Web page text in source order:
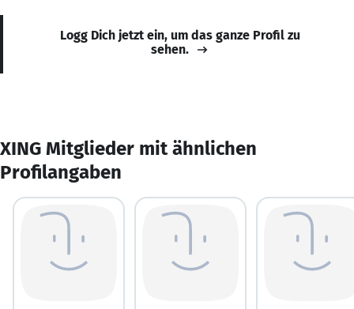
Logg Dich jetzt ein, um das ganze Profil zu
sehen.
XING Mitglieder mit ähnlichen
Profilangaben